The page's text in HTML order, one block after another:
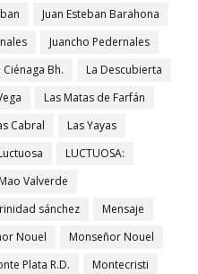
Juan Esteban Barahona
Juancho Pedernales
Ciénaga Bh.
La Descubierta
Las Matas de Farfán
Cabral
Las Yayas
LUCTUOSA:
Mao Valverde
sánchez
Mensaje
Nouel
Monseñor Nouel
Plata R.D.
Montecristi